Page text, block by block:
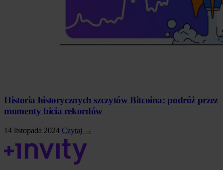
Historia historycznych szczytów Bitcoina: podróż przez
momenty bicia rekordów
14 listopada 2024 Czytaj →